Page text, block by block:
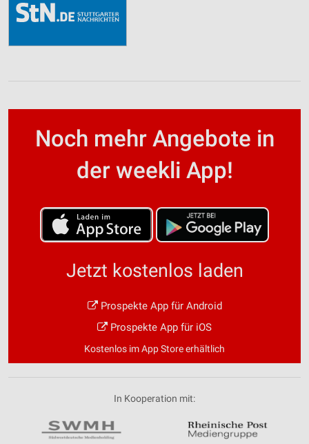
Noch mehr Angebote in
der weekli App!
Jetzt kostenlos laden
Prospekte App für Android
Prospekte App für iOS
Kostenlos im App Store erhältlich
In Kooperation mit: